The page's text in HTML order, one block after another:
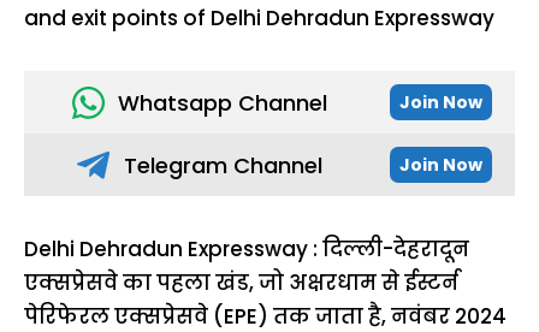
Whatsapp Channel Join Now
Telegram Channel Join Now
Delhi Dehradun Expressway : दिल्ली-देहरादून
एक्सप्रेसवे का पहला खंड, जो अक्षरधाम से ईस्टर्न
पेरिफेरल एक्सप्रेसवे (EPE) तक जाता है, नवंबर 2024